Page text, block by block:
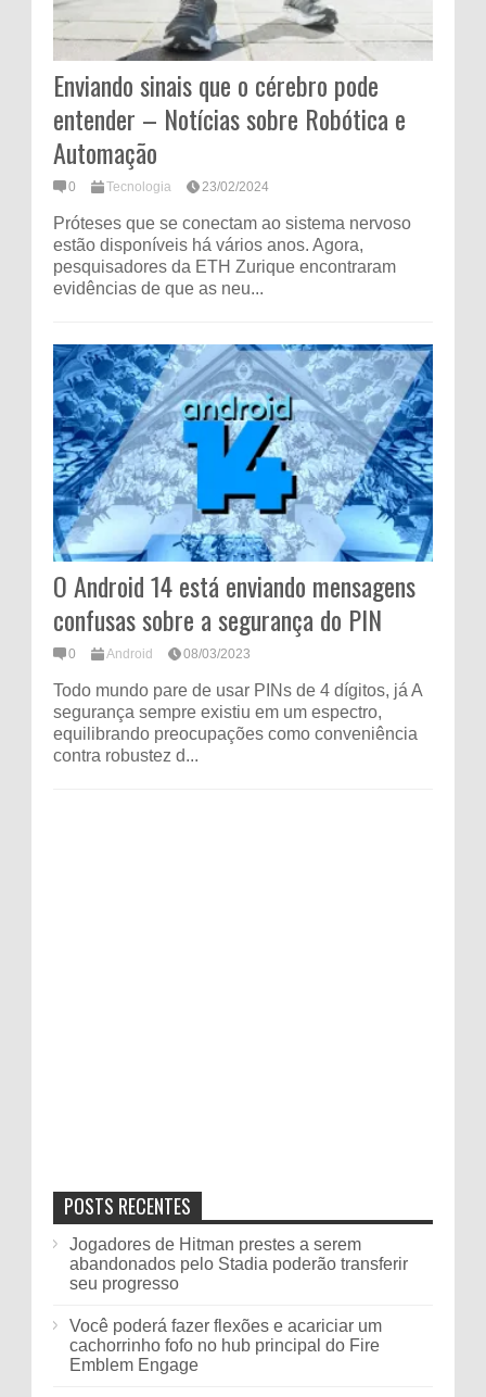
Enviando sinais que o cérebro pode
entender – Notícias sobre Robótica e
Automação
0 Tecnologia 23/02/2024
Próteses que se conectam ao sistema nervoso
estão disponíveis há vários anos. Agora,
pesquisadores da ETH Zurique encontraram
evidências de que as neu...
O Android 14 está enviando mensagens
confusas sobre a segurança do PIN
0 Android 08/03/2023
Todo mundo pare de usar PINs de 4 dígitos, já A
segurança sempre existiu em um espectro,
equilibrando preocupações como conveniência
contra robustez d...
POSTS RECENTES
Jogadores de Hitman prestes a serem
abandonados pelo Stadia poderão transferir
seu progresso
Você poderá fazer flexões e acariciar um
cachorrinho fofo no hub principal do Fire
Emblem Engage